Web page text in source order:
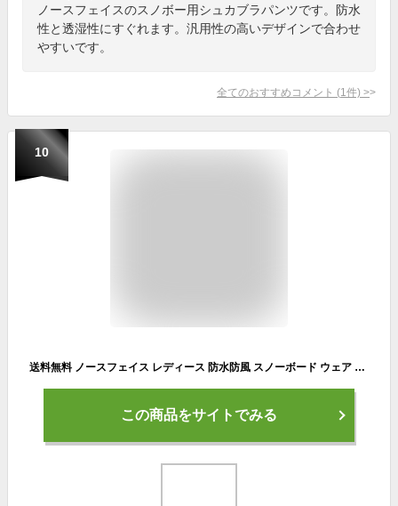
ノースフェイスのスノボー用シュカブラパンツです。防水
性と透湿性にすぐれます。汎用性の高いデザインで合わせ
やすいです。
全てのおすすめコメント (1 件) >
10
送料無料 ノースフェイス レディース 防水防風 スノーボード ウェア スキー THE NORTH FACE シュカブラ パンツ Shukabra Pant ストレートシルエット ブラック ns62517 2025-2026冬新作
この商品をサイトでみる